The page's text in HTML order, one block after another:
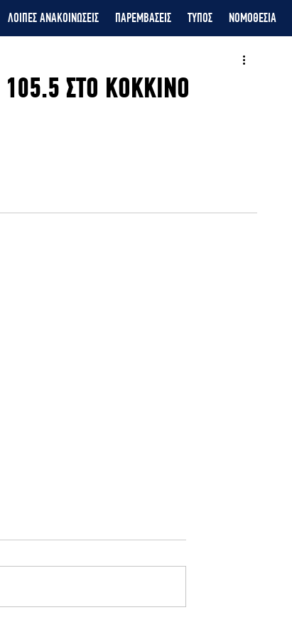
ΛΟΙΠΕΣ ΑΝΑΚΟΙΝΩΣΕΙΣ ΠΑΡΕΜΒΑΣΕΙΣ ΤΥΠΟΣ ΝΟΜΟΘΕΣΙΑ
ΣΤΟ ΚΟΚΚΙΝΟ